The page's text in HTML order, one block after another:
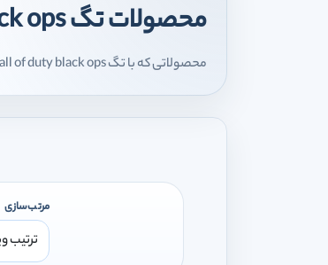
محصولات تگ call of duty black ops
محصولاتی که با تگ call of duty black ops برچسب‌گذاری شده‌اند را اینجا مشاهده می‌کنید.
مرتب‌سازی